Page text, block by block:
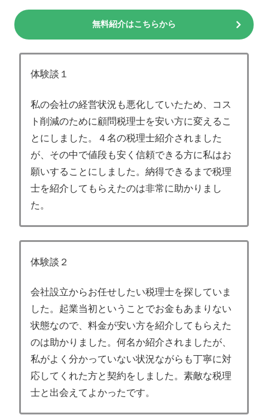
無料紹介はこちらから
体験談１
私の会社の経営状況も悪化していたため、コス
ト削減のために顧問税理士を安い方に変えるこ
とにしました。４名の税理士紹介されました
が、その中で値段も安く信頼できる方に私はお
願いすることにしました。納得できるまで税理
士を紹介してもらえたのは非常に助かりまし
た。
体験談２
会社設立からお任せしたい税理士を探していま
した。起業当初ということでお金もあまりない
状態なので、料金が安い方を紹介してもらえた
のは助かりました。何名か紹介されましたが、
私がよく分かっていない状況ながらも丁寧に対
応してくれた方と契約をしました。素敵な税理
士と出会えてよかったです。